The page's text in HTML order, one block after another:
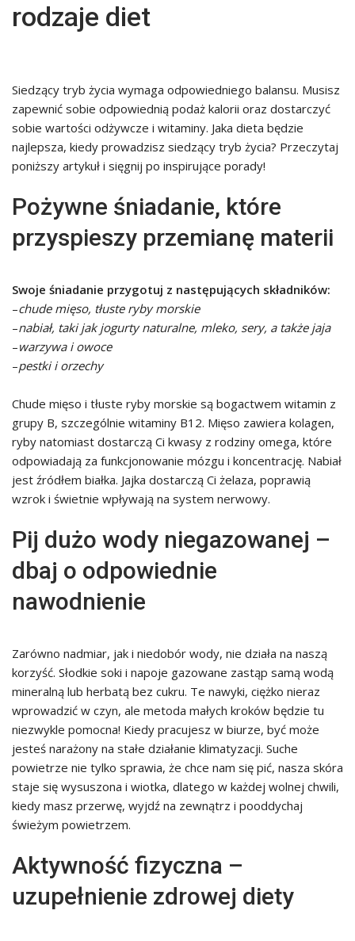
rodzaje diet
Siedzący tryb życia wymaga odpowiedniego balansu. Musisz
zapewnić sobie odpowiednią podaż kalorii oraz dostarczyć
sobie wartości odżywcze i witaminy. Jaka dieta będzie
najlepsza, kiedy prowadzisz siedzący tryb życia? Przeczytaj
poniższy artykuł i sięgnij po inspirujące porady!
Pożywne śniadanie, które
przyspieszy przemianę materii
Swoje śniadanie przygotuj z następujących składników:
–chude mięso, tłuste ryby morskie
–nabiał, taki jak jogurty naturalne, mleko, sery, a także jaja
–warzywa i owoce
–pestki i orzechy
Chude mięso i tłuste ryby morskie są bogactwem witamin z
grupy B, szczególnie witaminy B12. Mięso zawiera kolagen,
ryby natomiast dostarczą Ci kwasy z rodziny omega, które
odpowiadają za funkcjonowanie mózgu i koncentrację. Nabiał
jest źródłem białka. Jajka dostarczą Ci żelaza, poprawią
wzrok i świetnie wpływają na system nerwowy.
Pij dużo wody niegazowanej –
dbaj o odpowiednie
nawodnienie
Zarówno nadmiar, jak i niedobór wody, nie działa na naszą
korzyść. Słodkie soki i napoje gazowane zastąp samą wodą
mineralną lub herbatą bez cukru. Te nawyki, ciężko nieraz
wprowadzić w czyn, ale metoda małych kroków będzie tu
niezwykle pomocna! Kiedy pracujesz w biurze, być może
jesteś narażony na stałe działanie klimatyzacji. Suche
powietrze nie tylko sprawia, że chce nam się pić, nasza skóra
staje się wysuszona i wiotka, dlatego w każdej wolnej chwili,
kiedy masz przerwę, wyjdź na zewnątrz i pooddychaj
świeżym powietrzem.
Aktywność fizyczna –
uzupełnienie zdrowej diety